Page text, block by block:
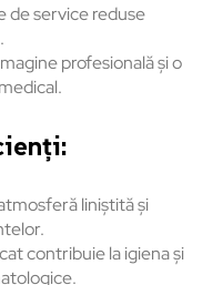
de service reduse
profesională și o
liniștită și
contribuie la igiena și